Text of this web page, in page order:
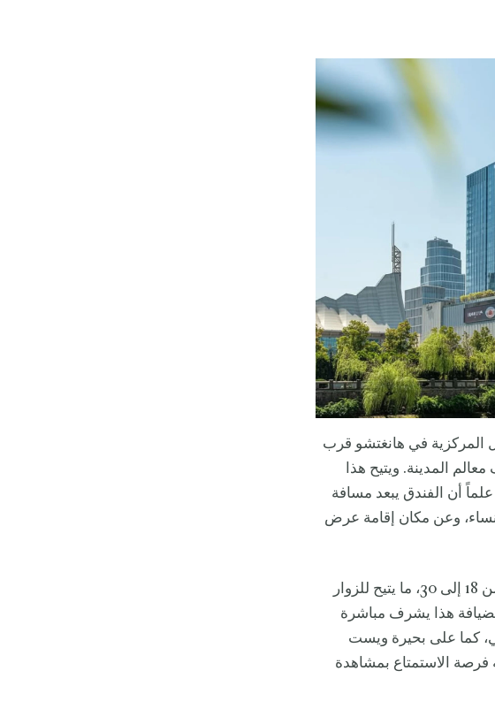
المركزية في هانغتشو قرب
المدينة. ويتيح هذا
أن الفندق يبعد مسافة
وعن مكان إقامة عرض
ويشغل الفندق الطوابق من 1 إلى 8 والطابق العاشر والطوابق من 18 إلى 30، ما يتيح للزوار
هذا يشرف مباشرة
كما على بحيرة ويست
لنزلائه فرصة الاستمتاع بمشاهدة